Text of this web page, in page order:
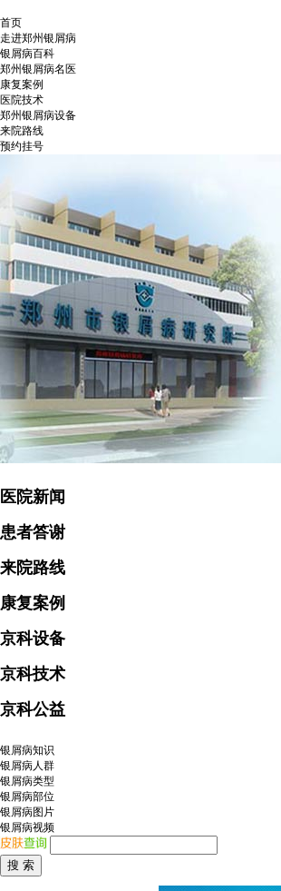
首页
走进郑州银屑病
银屑病百科
郑州银屑病名医
康复案例
医院技术
郑州银屑病设备
来院路线
预约挂号
医院新闻
患者答谢
来院路线
康复案例
京科设备
京科技术
京科公益
银屑病知识
银屑病人群
银屑病类型
银屑病部位
银屑病图片
银屑病视频